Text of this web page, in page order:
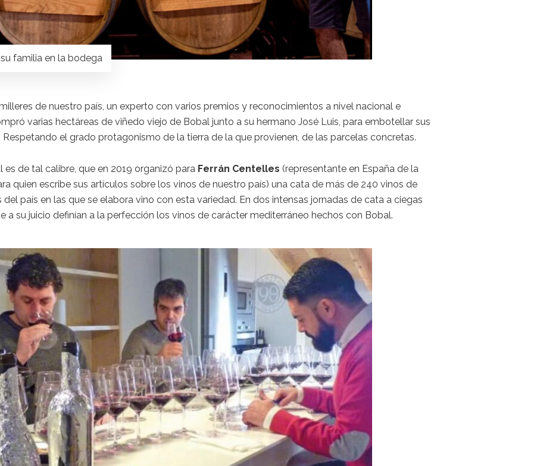
familia en la bodega
de nuestro país, un experto con varios premios y reconocimientos a nivel nacional e
varias hectáreas de viñedo viejo de Bobal junto a su hermano José Luis, para embotellar sus
el grado protagonismo de la tierra de la que provienen, de las parcelas concretas.
de tal calibre, que en 2019 organizó para Ferrán Centelles (representante en España de la
quien escribe sus artículos sobre los vinos de nuestro país) una cata de más de 240 vinos de
país en las que se elabora vino con esta variedad. En dos intensas jornadas de cata a ciegas
a su juicio definían a la perfección los vinos de carácter mediterráneo hechos con Bobal.